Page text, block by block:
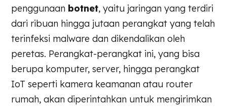
penggunaan botnet, yaitu jaringan yang terdiri
dari ribuan hingga jutaan perangkat yang telah
terinfeksi malware dan dikendalikan oleh
peretas. Perangkat-perangkat ini, yang bisa
berupa komputer, server, hingga perangkat
IoT seperti kamera keamanan atau router
rumah, akan diperintahkan untuk mengirimkan